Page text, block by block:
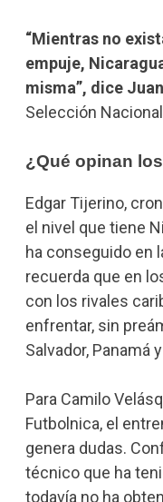
“Mientras no
empuje,
misma”, dice
Selección
¿Qué opinan
Edgar Tijerino,
el nivel que tiene
ha conseguido en
recuerda que en
con los rivales
enfrentar, sin
Salvador, Panamá
Para Camilo
Futbolnica, el
genera dudas.
técnico que ha
todavía no ha